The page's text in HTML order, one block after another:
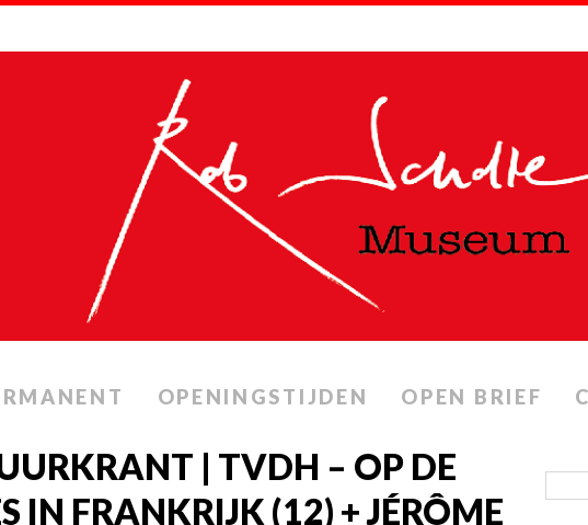
OPENINGSTIJDEN OPEN BRIEF
| TVDH – OP DE
IN FRANKRIJK (12) + JÉRÔME